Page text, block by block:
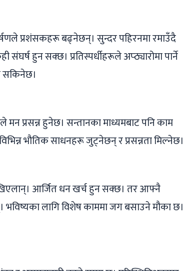
प्रशंसकहरू बढ्नेछन्। सुन्दर पहिरनमा रमाउँदै
संघर्ष हुन सक्छ। प्रतिस्पर्धीहरूले अप्ठ्यारोमा पार्ने
सकिनेछ।
प्रसन्न हुनेछ। सन्तानका माध्यमबाट पनि काम
भौतिक साधनहरू जुट्नेछन् र प्रसन्नता मिल्नेछ।
आर्जित धन खर्च हुन सक्छ। तर आफ्नै
लागि विशेष काममा जग बसाउने मौका छ।